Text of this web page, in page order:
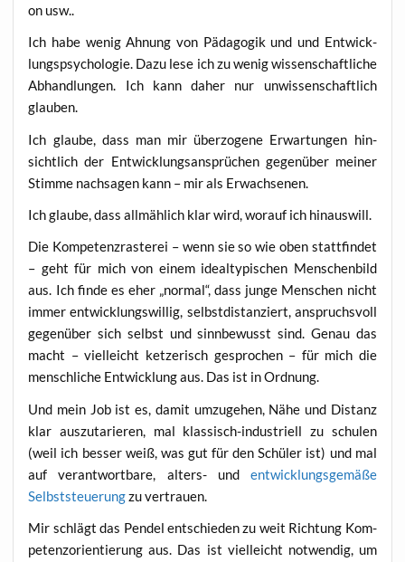
on usw..
Ich habe wenig Ahnung von Päd­ago­gik und und Ent­wick­
lungs­psy­cho­lo­gie. Dazu lese ich zu wenig wis­sen­schaft­li­che
Abhand­lun­gen. Ich kann daher nur unwis­sen­schaft­lich
glauben.
Ich glau­be, dass man mir über­zo­ge­ne Erwar­tun­gen hin­
sicht­lich der Ent­wick­lungs­an­sprü­chen gegen­über mei­ner
Stim­me nach­sa­gen kann – mir als Erwachsenen.
Ich glau­be, dass all­mäh­lich klar wird, wor­auf ich hinauswill.
Die Kom­pe­tenz­ras­te­rei – wenn sie so wie oben statt­fin­det
– geht für mich von einem ide­al­ty­pi­schen Men­schen­bild
aus. Ich fin­de es eher „nor­mal“, dass jun­ge Men­schen nicht
immer ent­wick­lungs­wil­lig, selbst­di­stan­ziert, anspruchs­voll
gegen­über sich selbst und sinn­be­wusst sind. Genau das
macht – viel­leicht ket­ze­risch gespro­chen – für mich die
mensch­li­che Ent­wick­lung aus. Das ist in Ordnung.
Und mein Job ist es, damit umzu­ge­hen, Nähe und Distanz
klar aus­zu­ta­rie­ren, mal klas­sisch-indus­tri­ell zu schu­len
(weil ich bes­ser weiß, was gut für den Schü­ler ist) und mal
auf ver­ant­wort­ba­re, alters- und ent­wick­lungs­ge­mä­ße
Selbst­steue­rungzu vertrauen.
Mir schlägt das Pen­del ent­schie­den zu weit Rich­tung Kom­
pe­tenz­ori­en­tie­rung aus. Das ist viel­leicht not­wen­dig, um